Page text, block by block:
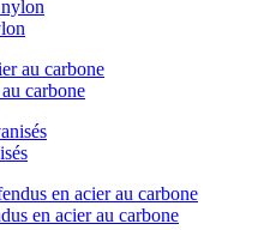
carbone
en acier au carbone